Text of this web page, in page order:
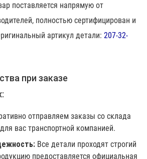
поставляется напрямую от
полностью сертифицирован и
артикул детали: 207-32-
при заказе
отправляем заказы со склада
вас транспортной компанией.
Все детали проходят строгий
предоставляется официальная